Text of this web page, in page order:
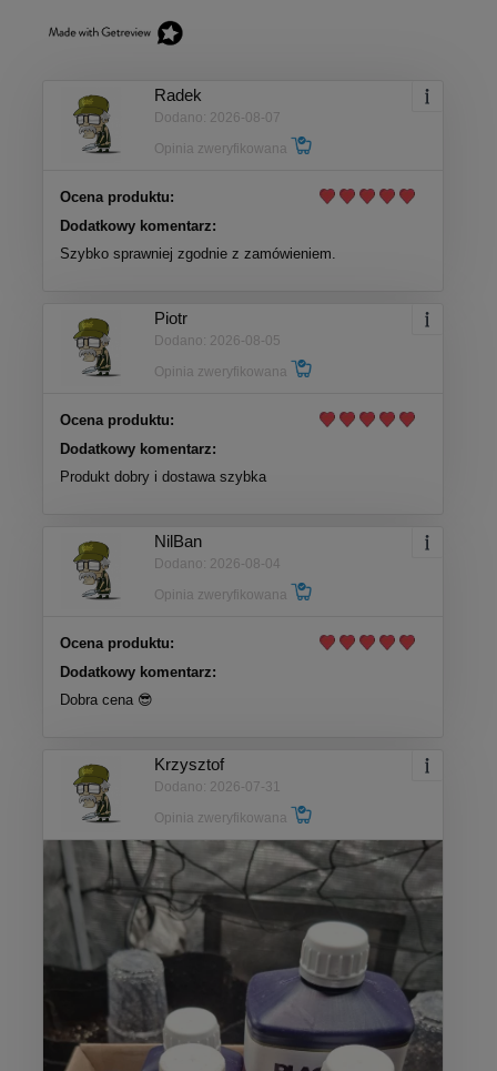
Radek
Dodano: 2026-08-07
Opinia zweryfikowana
Ocena produktu:
Dodatkowy komentarz:
Szybko sprawniej zgodnie z zamówieniem.
Piotr
Dodano: 2026-08-05
Opinia zweryfikowana
Ocena produktu:
Dodatkowy komentarz:
Produkt dobry i dostawa szybka
NilBan
Dodano: 2026-08-04
Opinia zweryfikowana
Ocena produktu:
Dodatkowy komentarz:
Dobra cena 😎
Krzysztof
Dodano: 2026-07-31
Opinia zweryfikowana